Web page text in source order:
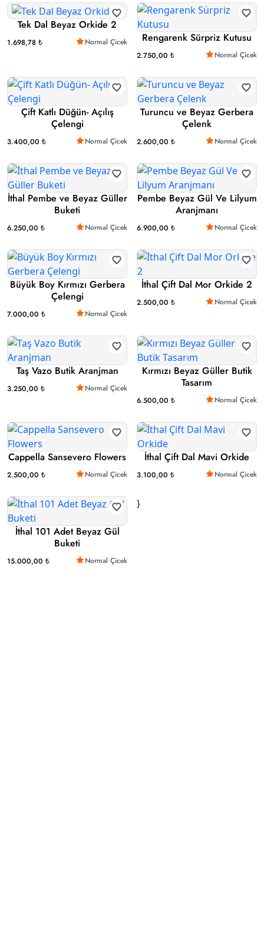
Tek Dal Beyaz Orkide 2
1.698,78 ₺ Normal Çicek Rengarenk Sürpriz Kutusu
2.750,00 ₺ Normal Çicek
Çift Katlı Düğün- Açılış
Çelengi
3.400,00 ₺ Normal Çicek
Turuncu ve Beyaz Gerbera
Çelenk
2.600,00 ₺ Normal Çicek
İthal Pembe ve Beyaz Güller
Buketi
6.250,00 ₺ Normal Çicek
Pembe Beyaz Gül Ve Lilyum
Aranjmanı
6.900,00 ₺ Normal Çicek
Büyük Boy Kırmızı Gerbera
Çelengi
7.000,00 ₺ Normal Çicek
İthal Çift Dal Mor Orkide 2
2.500,00 ₺ Normal Çicek
Taş Vazo Butik Aranjman
3.250,00 ₺ Normal Çicek
Kırmızı Beyaz Güller Butik
Tasarım
6.500,00 ₺ Normal Çicek
Cappella Sansevero Flowers
2.500,00 ₺ Normal Çicek
İthal Çift Dal Mavi Orkide
3.100,00 ₺ Normal Çicek
İthal 101 Adet Beyaz Gül
Buketi
15.000,00 ₺ Normal Çicek
}